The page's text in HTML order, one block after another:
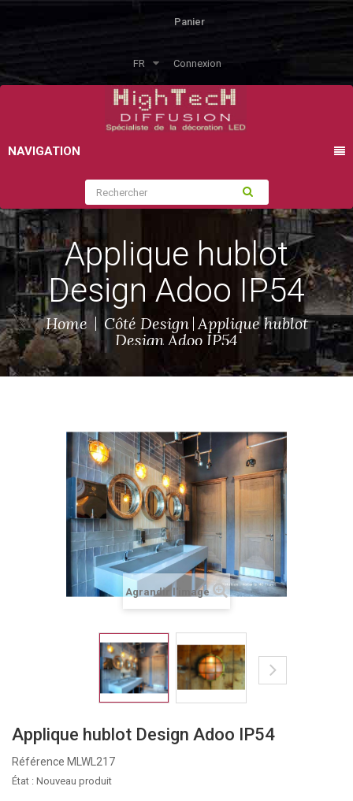
Panier
FR Connexion
NAVIGATION
Applique hublot
Design Adoo IP54
Home Côté Design Applique hublot
Design Adoo IP54
Agrandir l'image
Applique hublot Design Adoo IP54
Référence MLWL217
État : Nouveau produit